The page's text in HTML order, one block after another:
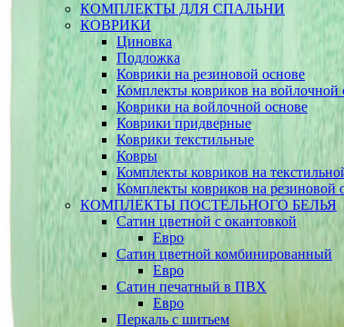
КОМПЛЕКТЫ ДЛЯ СПАЛЬНИ
КОВРИКИ
Циновка
Подложка
Коврики на резиновой основе
Комплекты ковриков на войлочной
Коврики на войлочной основе
Коврики придверные
Коврики текстильные
Ковры
Комплекты ковриков на
Комплекты ковриков на резиновой
КОМПЛЕКТЫ ПОСТЕЛЬНОГО БЕЛЬЯ
Сатин цветной с окантовкой
Евро
Сатин цветной комбинированный
Евро
Сатин печатный в ПВХ
Евро
Перкаль с шитьем